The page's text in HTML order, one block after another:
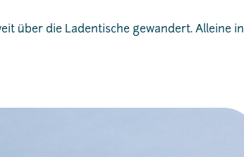
über die Ladentische gewandert. Alleine in